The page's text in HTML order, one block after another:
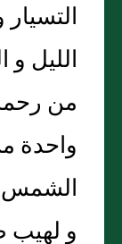
الليل و
من
واحدة
الشمس
و لهيب